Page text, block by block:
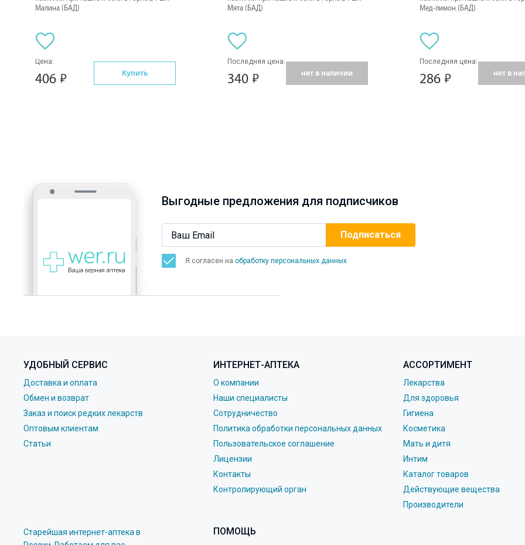
Малина (БАД)
Цена:
406 Купить
Мята (БАД)
Последняя цена:
340 нет в наличии
Мед-лимон (БАД)
Последняя цена:
286 нет в
Выгодные предложения для подписчиков
Я согласен на обработку персональных данных
УДОБНЫЙ СЕРВИС
Доставка и оплата
Обмен и возврат
Заказ и поиск редких лекарств
Оптовым клиентам
Статьи
ИНТЕРНЕТ-АПТЕКА
О компании
Наши специалисты
Сотрудничество
Политика обработки персональных данных
Пользовательское соглашение
Лицензии
Контакты
Контролирующий орган
АССОРТИМЕНТ
Лекарства
Для здоровья
Гигиена
Косметика
Мать и дитя
Интим
Каталог товаров
Действующие вещества
Производители
Старейшая интернет-аптека в
ПОМОЩЬ